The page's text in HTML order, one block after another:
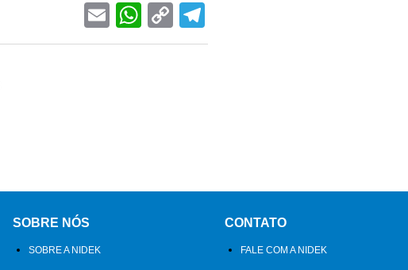
EmailWhatsApp
Copy
Link
SOBRE NÓS
SOBRE A NIDEK
CONTATO
FALE COM A NIDEK